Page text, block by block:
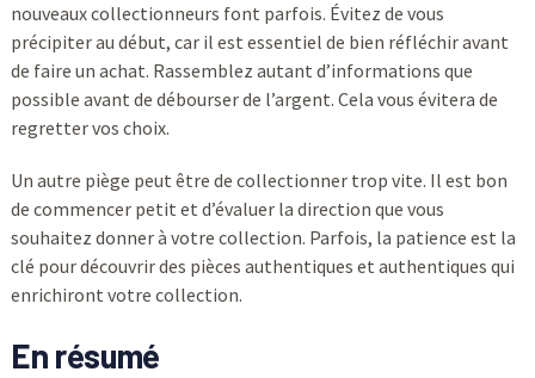
nouveaux collectionneurs font parfois. Évitez de vous
précipiter au début, car il est essentiel de bien réfléchir avant
de faire un achat. Rassemblez autant d’informations que
possible avant de débourser de l’argent. Cela vous évitera de
regretter vos choix.
Un autre piège peut être de collectionner trop vite. Il est bon
de commencer petit et d’évaluer la direction que vous
souhaitez donner à votre collection. Parfois, la patience est la
clé pour découvrir des pièces authentiques et authentiques qui
enrichiront votre collection.
En résumé